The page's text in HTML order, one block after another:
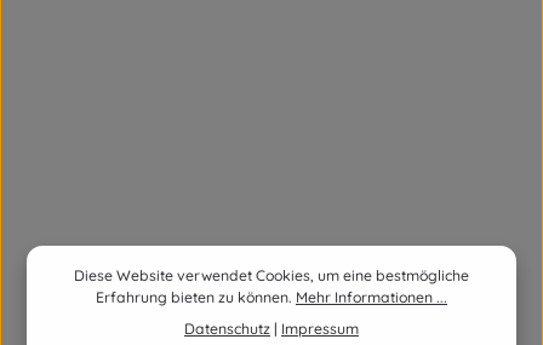
Diese Website verwendet Cookies, um eine bestmögliche
Erfahrung bieten zu können. Mehr Informationen ...
Datenschutz | Impressum